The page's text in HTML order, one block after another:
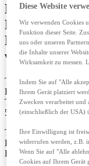
Kontakt für
www.lexus.de
Toyota Kreditbank
Lexus Financial
Toyota-Allee 5
50858 Köln
Tel: 02234-102-10
Fax: 02234-102-70
E-Mail:
Diese Website
Wir verwenden Cookies
Funktion dieser Seite.
uns oder unseren
die Inhalte unserer
Wirksamkeit zu messen.
Indem Sie auf "Alle
Ihrem Gerät platziert
Zwecken verarbeitet und
(einschließlich der USA)
Ihre Einwilligung ist
widerrufen werden, z.B.
Wenn Sie auf "Alle
Cookies auf Ihrem Gerät